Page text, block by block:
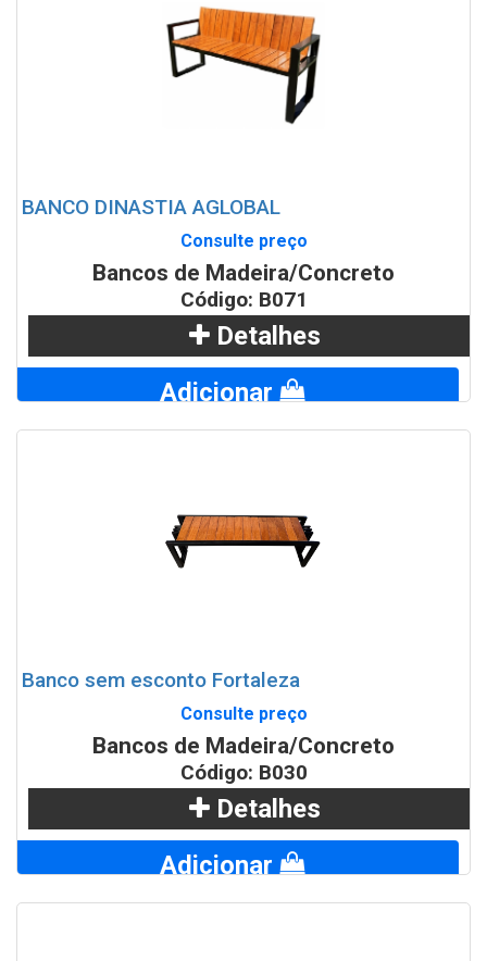
BANCO DINASTIA AGLOBAL
Consulte preço
Bancos de Madeira/Concreto
Código: B071
Detalhes
Adicionar
Banco sem esconto Fortaleza
Consulte preço
Bancos de Madeira/Concreto
Código: B030
Detalhes
Adicionar